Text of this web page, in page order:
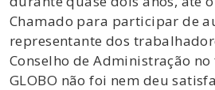
Chamado para participar de
representante dos
Conselho de Administração
GLOBO não foi nem deu